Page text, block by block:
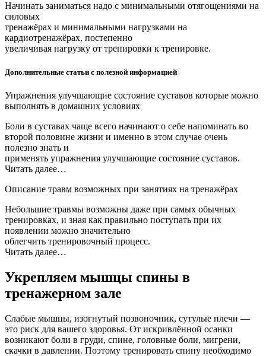
Начинать заниматься надо с минимальными отягощениями на
силовых
тренажёрах и минимальными нагрузками на
кардиотренажёрах, постепенно
увеличивая нагрузку от тренировки к тренировке.
Дополнительные статьи с полезной информацией
Упражнения улучшающие состояние суставов которые можно
выполнять в домашних условиях
Боли в суставах чаще всего начинают о себе напоминать во
второй половине жизни и именно в этом случае очень
полезно знать и
применять упражнения улучшающие состояние суставов.
Читать далее…
Описание травм возможных при занятиях на тренажёрах
Небольшие травмы возможны даже при самых обычных
тренировках, и зная как правильно поступать при их
появлении можно значительно
облегчить тренировочный процесс.
Читать далее…
Укрепляем мышцы спины в
тренажерном зале
Слабые мышцы, изогнутый позвоночник, сутулые плечи —
это риск для вашего здоровья. От искривлённой осанки
возникают боли в груди, спине, головные боли, мигрени,
скачки в давлении. Поэтому тренировать спину необходимо